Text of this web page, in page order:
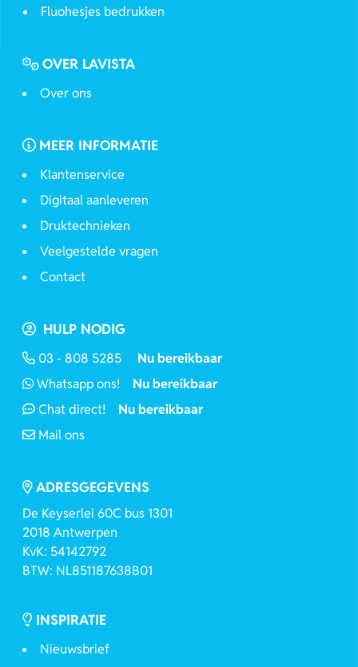
Fluohesjes bedrukken
OVER LAVISTA
Over ons
MEER INFORMATIE
Klantenservice
Digitaal aanleveren
Druktechnieken
Veelgestelde vragen
Contact
HULP NODIG
03 - 808 5285
Nu bereikbaar
Whatsapp ons!
Nu bereikbaar
Chat direct!
Nu bereikbaar
Mail ons
ADRESGEGEVENS
De Keyserlei 60C bus 1301
2018 Antwerpen
KvK: 54142792
BTW: NL851187638B01
INSPIRATIE
Nieuwsbrief